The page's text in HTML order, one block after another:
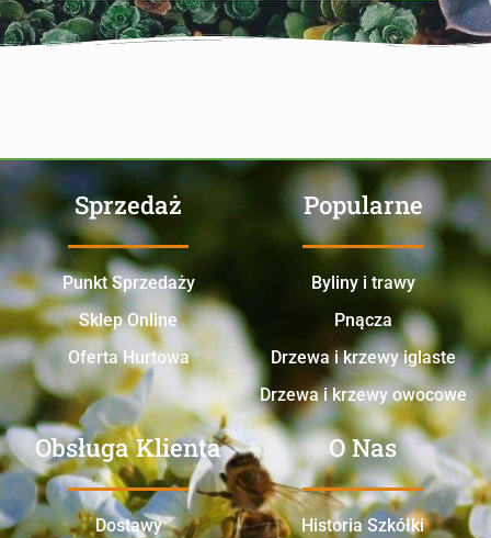
Sprzedaż
Punkt Sprzedaży
Sklep Online
Oferta Hurtowa
Popularne
Byliny i trawy
Pnącza
Drzewa i krzewy iglaste
Drzewa i krzewy owocowe
Obsługa Klienta
Dostawy
O Nas
Historia Szkółki